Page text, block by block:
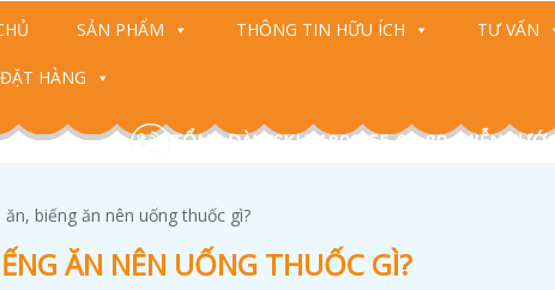
SẢN PHẨM THÔNG TIN HỮU ÍCH TƯ VẤN
HÀNG
TỔNG ĐÀI CSKH: 1800-55-88-89 (MIỄN
biếng ăn nên uống thuốc gì?
ĂN NÊN UỐNG THUỐC GÌ?